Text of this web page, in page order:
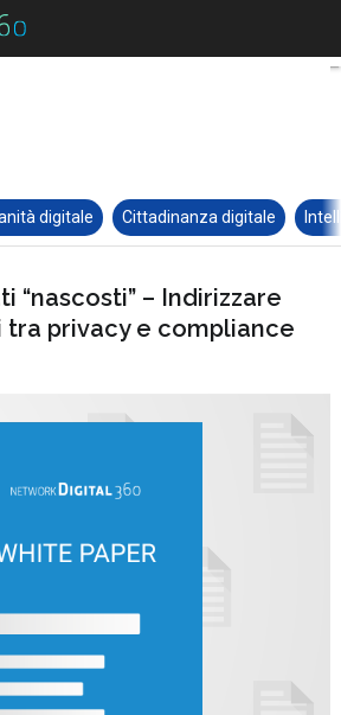
digitale Cittadinanza digitale
“nascosti” – Indirizzare
tra privacy e compliance